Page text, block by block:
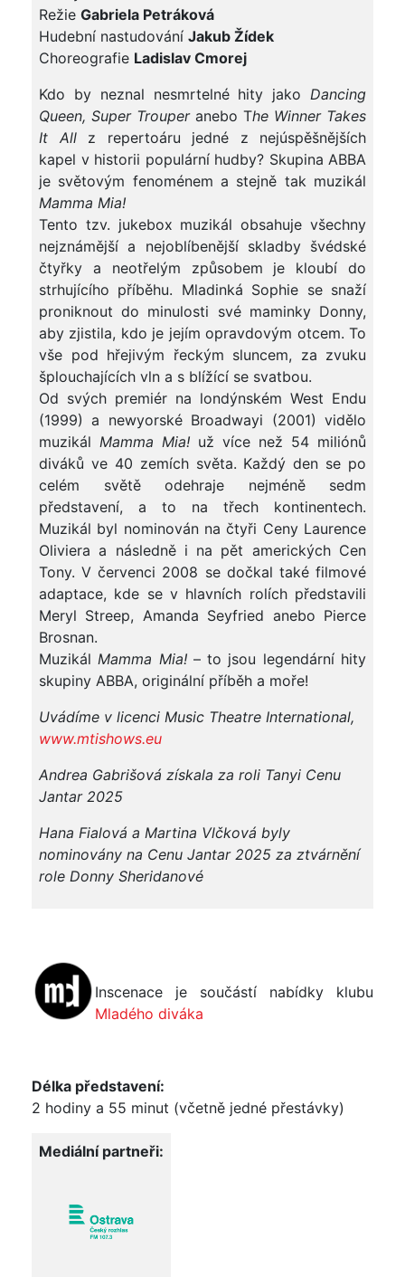
Režie Gabriela Petráková
Hudební nastudování Jakub Žídek
Choreografie Ladislav Cmorej
Kdo by neznal nesmrtelné hity jako Dancing
Queen, Super Trouperanebo The Winner Takes
It Allz repertoáru jedné z nejúspěšnějších
kapel v historii populární hudby? Skupina ABBA
je světovým fenoménem a stejně tak muzikál
Mamma Mia!
Tento tzv. jukebox muzikál obsahuje všechny
nejznámější a nejoblíbenější skladby švédské
čtyřky a neotřelým způsobem je kloubí do
strhujícího příběhu. Mladinká Sophie se snaží
proniknout do minulosti své maminky Donny,
aby zjistila, kdo je jejím opravdovým otcem. To
vše pod hřejivým řeckým sluncem, za zvuku
šplouchajících vln a s blížící se svatbou.
Od svých premiér na londýnském West Endu
(1999) a newyorské Broadwayi (2001) vidělo
muzikál Mamma Mia! už více než 54 miliónů
diváků ve 40 zemích světa. Každý den se po
celém světě odehraje nejméně sedm
představení, a to na třech kontinentech.
Muzikál byl nominován na čtyři Ceny Laurence
Oliviera a následně i na pět amerických Cen
Tony. V červenci 2008 se dočkal také filmové
adaptace, kde se v hlavních rolích představili
Meryl Streep, Amanda Seyfried anebo Pierce
Brosnan.
MuzikálMamma Mia!– to jsou legendární hity
skupiny ABBA, originální příběh a moře!
Uvádíme v licenci Music Theatre International,
www.mtishows.eu
Andrea Gabrišová získala za roli Tanyi Cenu
Jantar 2025
Hana Fialová a Martina Vlčková byly
nominovány na Cenu Jantar 2025 za ztvárnění
role Donny Sheridanové
Inscenace je součástí nabídky klubu
Mladého diváka
Délka představení:
2 hodiny a 55 minut (včetně jedné přestávky)
Mediální partneři: